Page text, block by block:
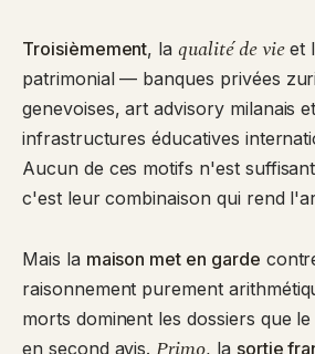
Troisièmement, laqualité de vieet
patrimonial — banques privées
genevoises, art advisory milanais
infrastructures éducatives
Aucun de ces motifs n'est
c'est leur combinaison qui rend
Mais la maison met en garde
raisonnement purement
morts dominent les dossiers que
en second avis.
, la sortie